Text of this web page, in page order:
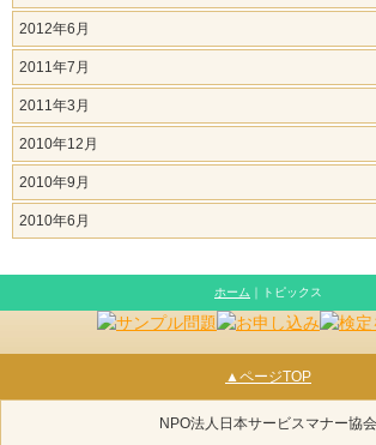
2012年6月
2011年7月
2011年3月
2010年12月
2010年9月
2010年6月
ホーム ｜トピックス
▲ページTOP
NPO法人日本サービスマナー協会